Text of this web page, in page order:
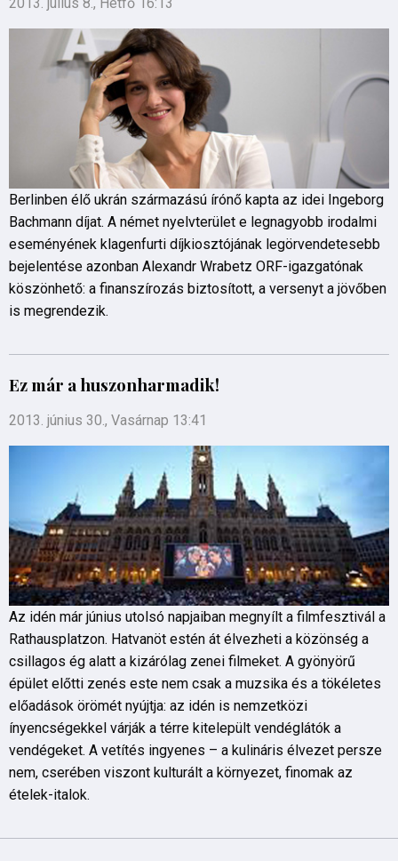
2013. július 8., Hétfő 16:13
Berlinben élő ukrán származású írónő kapta az idei Ingeborg
Bachmann díjat. A német nyelvterület e legnagyobb irodalmi
eseményének klagenfurti díjkiosztójának legörvendetesebb
bejelentése azonban Alexandr Wrabetz ORF-igazgatónak
köszönhető: a finanszírozás biztosított, a versenyt a jövőben
is megrendezik.
Ez már a huszonharmadik!
2013. június 30., Vasárnap 13:41
Az idén már június utolsó napjaiban megnyílt a filmfesztivál a
Rathausplatzon. Hatvanöt estén át élvezheti a közönség a
csillagos ég alatt a kizárólag zenei filmeket. A gyönyörű
épület előtti zenés este nem csak a muzsika és a tökéletes
előadások örömét nyújtja: az idén is nemzetközi
ínyencségekkel várják a térre kitelepült vendéglátók a
vendégeket. A vetítés ingyenes – a kulináris élvezet persze
nem, cserében viszont kulturált a környezet, finomak az
ételek-italok.